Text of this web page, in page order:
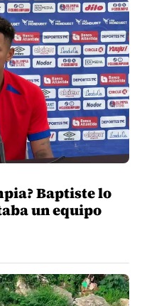
Baptiste lo
un equipo